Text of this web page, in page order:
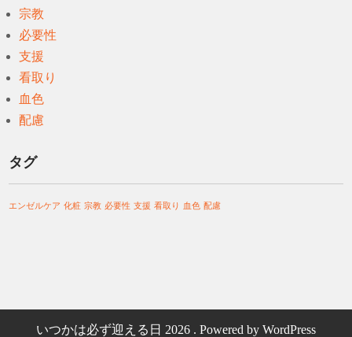
宗教
必要性
支援
看取り
血色
配慮
タグ
エンゼルケア 化粧 宗教 必要性 支援 看取り 血色 配慮
いつかは必ず迎える日 2026 . Powered by WordPress